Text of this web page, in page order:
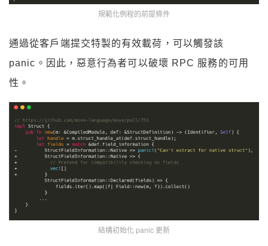
規範化例程的前提條件
通過從客戶端提交特製的有效載荷，可以觸發該
panic。因此，惡意行為者可以破壞 RPC 服務的可用
性。
結構初始化 panic 更新